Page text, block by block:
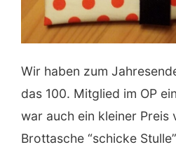
Wir haben zum
das 100. Mitglied im OP
war auch ein kleiner Preis
Brottasche “schicke